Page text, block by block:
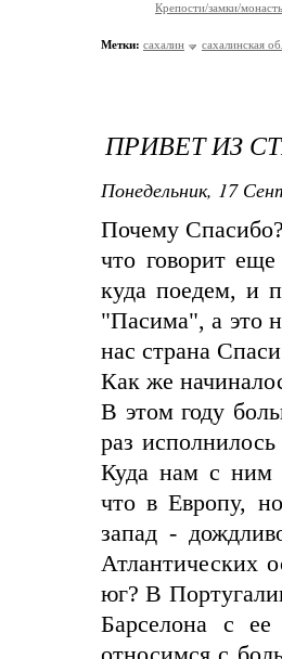
Крепости/замки/
Метки: сахалин сахалинская
ПРИВЕТ ИЗ
Понедельник, 17
Почему
что говорит
куда поедем, и
"Пасима", а это
нас страна
Как же
В этом году
раз
Куда нам с ним
что в Европу,
запад -
Атлантических
юг? В
Барселона с